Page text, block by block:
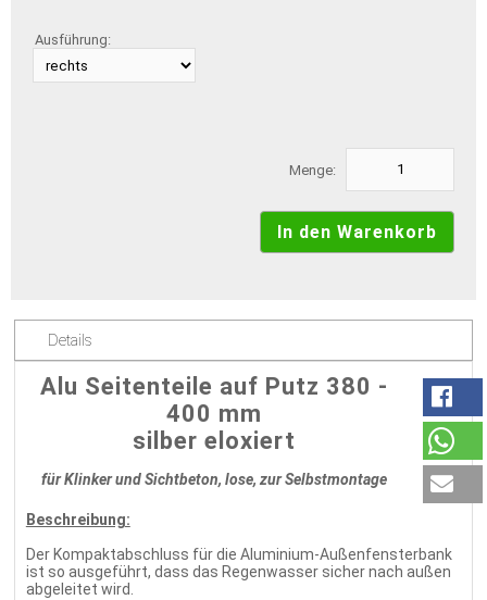
Ausführung:
Menge:
Details
Alu Seitenteile auf Putz 380 -
400 mm
silber eloxiert
für Klinker und Sichtbeton, lose, zur Selbstmontage
Beschreibung:
Der Kompaktabschluss für die Aluminium-Außenfensterbank
ist so ausgeführt, dass das Regenwasser sicher nach außen
abgeleitet wird.